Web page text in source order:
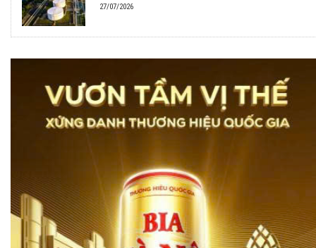
27/07/2026